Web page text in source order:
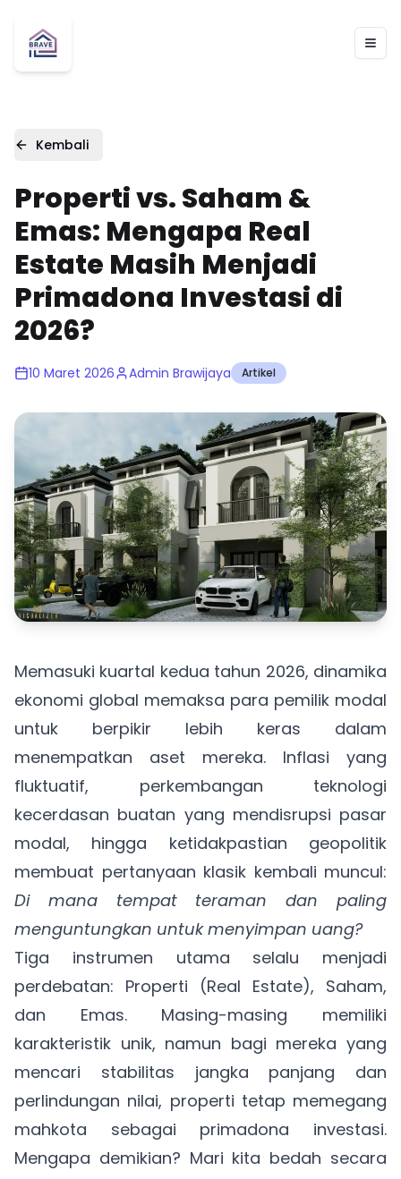
Kembali
Properti vs. Saham &
Emas: Mengapa Real
Estate Masih Menjadi
Primadona Investasi di
2026?
10 Maret 2026 Admin Brawijaya Artikel
Memasuki kuartal kedua tahun 2026, dinamika
ekonomi global memaksa para pemilik modal
untuk berpikir lebih keras dalam
menempatkan aset mereka. Inflasi yang
fluktuatif, perkembangan teknologi
kecerdasan buatan yang mendisrupsi pasar
modal, hingga ketidakpastian geopolitik
membuat pertanyaan klasik kembali muncul:
Di mana tempat teraman dan paling
menguntungkan untuk menyimpan uang?
Tiga instrumen utama selalu menjadi
perdebatan: Properti (Real Estate), Saham,
dan Emas. Masing-masing memiliki
karakteristik unik, namun bagi mereka yang
mencari stabilitas jangka panjang dan
perlindungan nilai, properti tetap memegang
mahkota sebagai primadona investasi.
Mengapa demikian? Mari kita bedah secara